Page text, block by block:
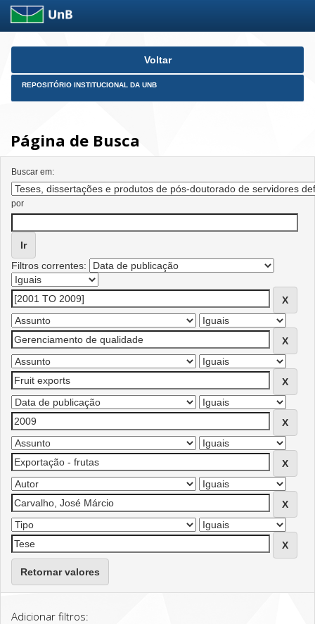
Skip
Voltar
REPOSITÓRIO INSTITUCIONAL DA UNB
Página de Busca
Buscar em:
por
Filtros correntes:
Retornar valores
Adicionar filtros: